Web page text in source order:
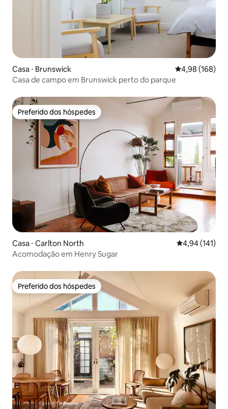
Casa ⋅ Brunswick 4,98 de uma
4,98 (168)
Casa de campo em Brunswick perto do parque
Preferido dos hóspedes
Preferido dos hóspedes
Casa ⋅ Carlton North 4,94 de uma
4,94 (141)
Acomodação em Henry Sugar
Preferido dos hóspedes
Preferido dos hóspedes